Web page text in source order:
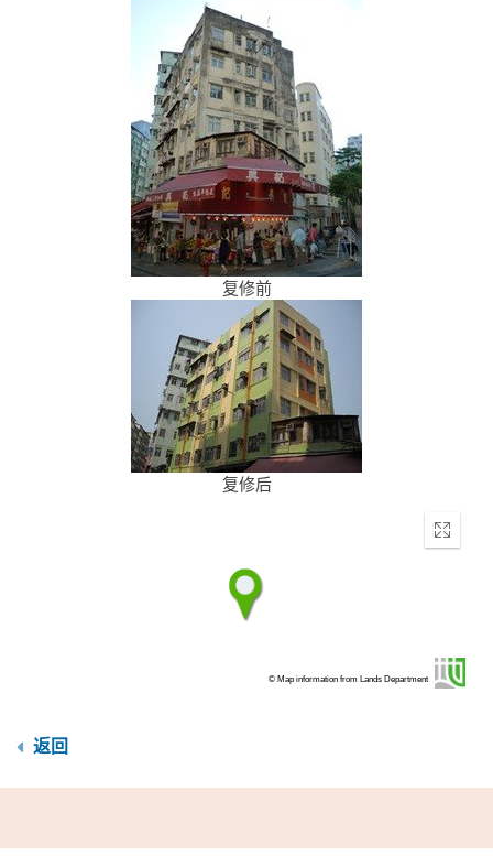
复修前
复修后
Enter
© Map information from Lands Department
返回